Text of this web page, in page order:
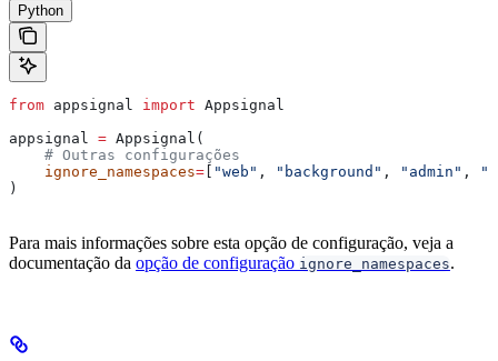
Python
from appsignal import Appsignal
appsignal = Appsignal(
    # Outras configurações
    ignore_namespaces
= [ "web" , "background" , "admin" ,
)
Para mais informações sobre esta opção de configuração, veja a
documentação da opção de configuração ignore_namespaces.